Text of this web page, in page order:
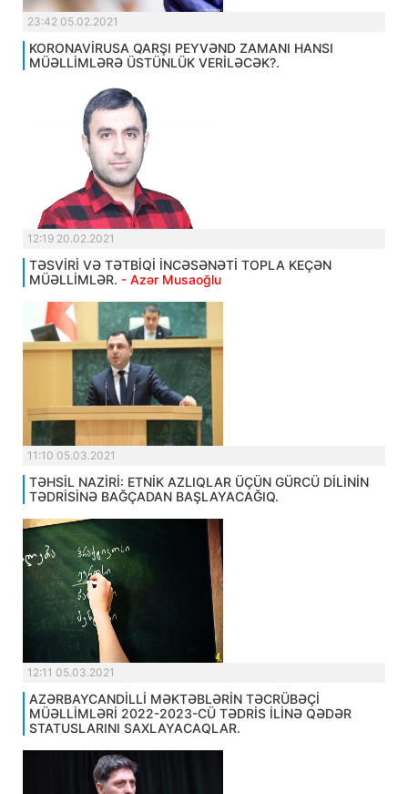
23:42 05.02.2021
KORONAVİRUSA QARŞI PEYVƏND ZAMANI HANSI
MÜƏLLİMLƏRƏ ÜSTÜNLÜK VERİLƏCƏK?.
12:19 20.02.2021
TƏSVİRİ VƏ TƏTBİQİ İNCƏSƏNƏTİ TOPLA KEÇƏN
MÜƏLLİMLƏR. - Azər Musaoğlu
11:10 05.03.2021
TƏHSİL NAZİRİ: ETNİK AZLIQLAR ÜÇÜN GÜRCÜ DİLİNİN
TƏDRİSİNƏ BAĞÇADAN BAŞLAYACAĞIQ.
12:11 05.03.2021
AZƏRBAYCANDİLLİ MƏKTƏBLƏRİN TƏCRÜBƏÇİ
MÜƏLLİMLƏRİ 2022-2023-CÜ TƏDRİS İLİNƏ QƏDƏR
STATUSLARINI SAXLAYACAQLAR.